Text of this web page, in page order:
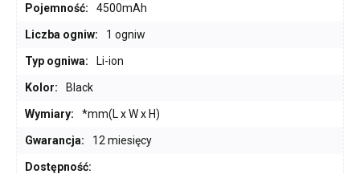
Pojemność: 4500mAh
Liczba ogniw: 1 ogniw
Typ ogniwa: Li-ion
Kolor: Black
Wymiary: *mm(L x W x H)
Gwarancja: 12 miesięcy
Dostępność: